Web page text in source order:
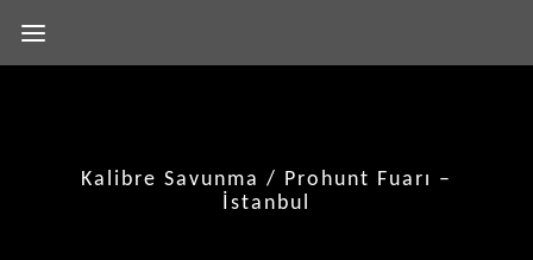
Kalibre Savunma / Prohunt Fuarı –
İstanbul